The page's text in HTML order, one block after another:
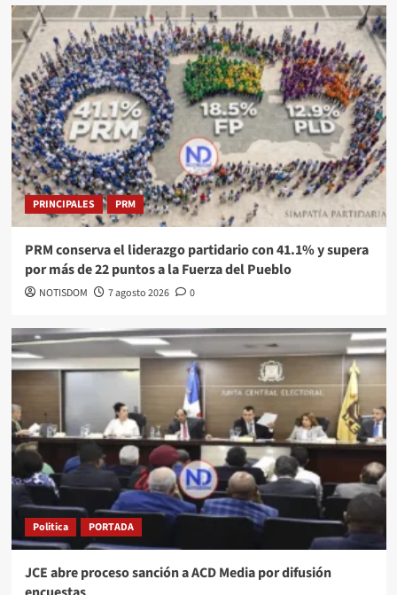
PRINCIPALES PRM
PRM conserva el liderazgo partidario con 41.1% y supera
por más de 22 puntos a la Fuerza del Pueblo
NOTISDOM 7 agosto 2026 0
Politica PORTADA
JCE abre proceso sanción a ACD Media por difusión